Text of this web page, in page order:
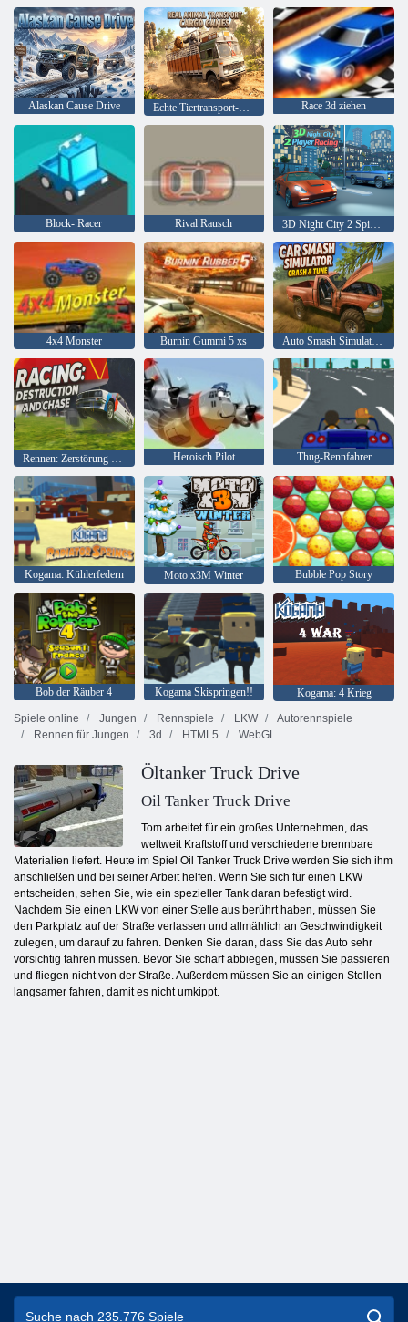
Alaskan Cause Drive Echte Tiertransport-Frachtspiele Race 3d ziehen
Block- Racer Rival Rausch 3D Night City 2 Spielerrennen
4x4 Monster Burnin Gummi 5 xs Auto Smash Simulator Crash & Tune
Heroisch Pilot Thug-Rennfahrer
Kogama: Kühlerfedern Moto x3M Winter Bubble Pop Story
Bob der Räuber 4 Kogama Skispringen!!
Kogama: 4 Krieg
Spiele online
Jungen Rennspiele LKW
Autorennspiele
Rennen für Jungen
3d HTML5 WebGL
Öltanker Truck Drive
Oil Tanker Truck Drive
Tom arbeitet für ein großes Unternehmen, das
weltweit Kraftstoff und verschiedene brennbare
Materialien liefert. Heute im Spiel Oil Tanker Truck Drive werden Sie sich ihm
anschließen und bei seiner Arbeit helfen. Wenn Sie sich für einen LKW
entscheiden, sehen Sie, wie ein spezieller Tank daran befestigt wird.
Nachdem Sie einen LKW von einer Stelle aus berührt haben, müssen Sie
den Parkplatz auf der Straße verlassen und allmählich an Geschwindigkeit
zulegen, um darauf zu fahren. Denken Sie daran, dass Sie das Auto sehr
vorsichtig fahren müssen. Bevor Sie scharf abbiegen, müssen Sie passieren
und fliegen nicht von der Straße. Außerdem müssen Sie an einigen Stellen
langsamer fahren, damit es nicht umkippt.